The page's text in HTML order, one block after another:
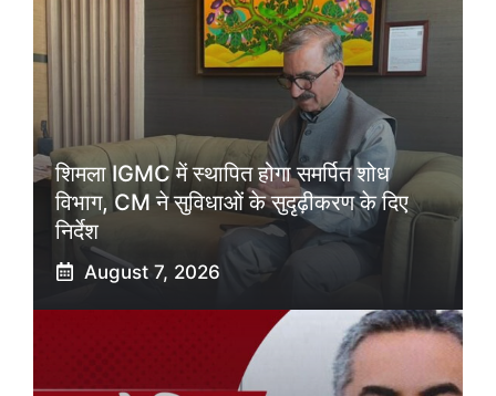
शिमला IGMC में स्थापित होगा समर्पित शोध
विभाग, CM ने सुविधाओं के सुदृढ़ीकरण के दिए
निर्देश
August 7, 2026